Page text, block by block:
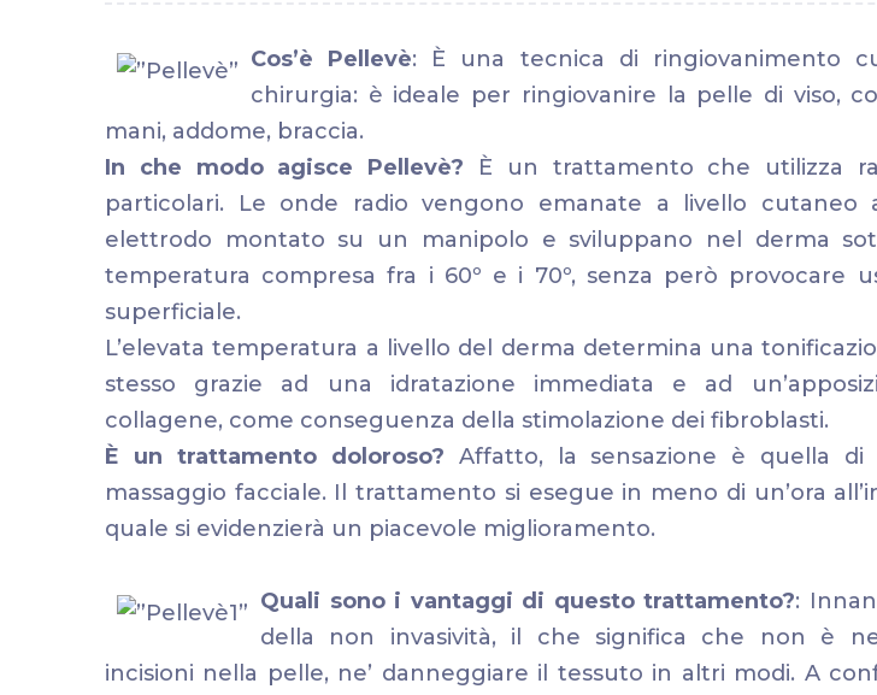
Cos’è Pellevè: È una tecnica di ringiovanimento
chirurgia: è ideale per ringiovanire la pelle di viso,
mani, addome, braccia.
In che modo agisce Pellevè? È un trattamento che utilizza
particolari. Le onde radio vengono emanate a livello cutaneo
elettrodo montato su un manipolo e sviluppano nel derma
temperatura compresa fra i 60º e i 70º, senza però provocare
superficiale.
L’elevata temperatura a livello del derma determina una
stesso grazie ad una idratazione immediata e ad
collagene, come conseguenza della stimolazione dei fibroblasti.
È un trattamento doloroso? Affatto, la sensazione è quella di
massaggio facciale. Il trattamento si esegue in meno di un’ora
quale si evidenzierà un piacevole miglioramento.
Quali sono i vantaggi di questo trattamento?:
della non invasività, il che significa che non è
incisioni nella pelle, ne’ danneggiare il tessuto in altri modi. A